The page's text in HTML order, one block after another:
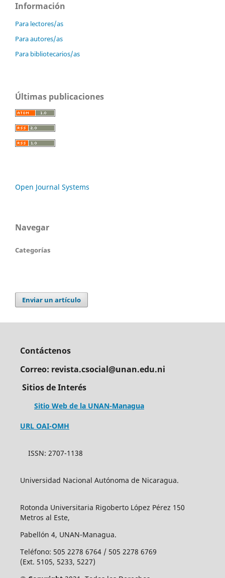
Información
Para lectores/as
Para autores/as
Para bibliotecarios/as
Últimas publicaciones
Open Journal Systems
Navegar
Categorías
Enviar un artículo
Contáctenos
Correo: revista.csocial@unan.edu.ni
Sitios de Interés
Sitio Web de la UNAN-Managua
URL OAI-OMH
ISSN: 2707-1138
Universidad Nacional Autónoma de Nicaragua.
Rotonda Universitaria Rigoberto López Pérez 150
Metros al Este,
Pabellón 4, UNAN-Managua.
Teléfono: 505 2278 6764 / 505 2278 6769
(Ext. 5105, 5233, 5227)